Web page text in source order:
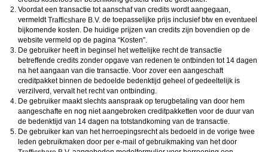
Voordat een transactie tot aanschaf van credits wordt aangegaan,
vermeldt
de toepasselijke prijs inclusief btw en eventueel
bijkomende kosten. De huidige prijzen van credits zijn bovendien op de
website vermeld op de pagina “Kosten”.
De gebruiker heeft in beginsel het wettelijke recht de transactie
betreffende credits zonder opgave van redenen te ontbinden tot 14 dagen
na het aangaan van die transactie. Voor zover een aangeschaft
creditpakket binnen de bedoelde bedenktijd geheel of gedeeltelijk is
verzilverd, vervalt het recht van ontbinding.
De gebruiker maakt slechts aanspraak op terugbetaling van door hem
aangeschafte en nog niet aangebroken creditpakketten voor de duur van
de bedenktijd van 14 dagen na totstandkoming van de transactie.
De gebruiker kan van het herroepingsrecht als bedoeld in de vorige twee
leden gebruikmaken door per e-mail of gebruikmaking van het door